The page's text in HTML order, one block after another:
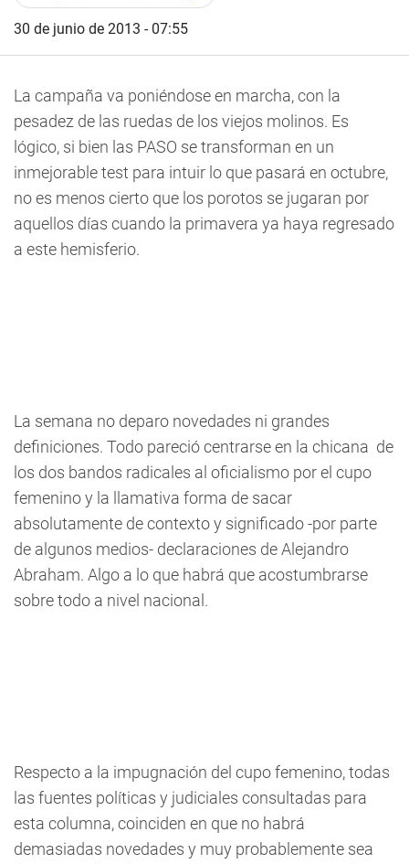
30 de junio de 2013 - 07:55
La campaña va poniéndose en marcha, con la
pesadez de las ruedas de los viejos molinos. Es
lógico, si bien las PASO se transforman en un
inmejorable test para intuir lo que pasará en octubre,
no es menos cierto que los porotos se jugaran por
aquellos días cuando la primavera ya haya regresado
a este hemisferio.
La semana no deparo novedades ni grandes
definiciones. Todo pareció centrarse en la chicana de
los dos bandos radicales al oficialismo por el cupo
femenino y la llamativa forma de sacar
absolutamente de contexto y significado -por parte
de algunos medios- declaraciones de Alejandro
Abraham. Algo a lo que habrá que acostumbrarse
sobre todo a nivel nacional.
Respecto a la impugnación del cupo femenino, todas
las fuentes políticas y judiciales consultadas para
esta columna, coinciden en que no habrá
demasiadas novedades y muy probablemente sea